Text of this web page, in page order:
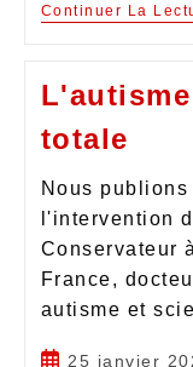
Continuer La
totale
Nous
l'intervention
Conservateur
France,
autisme et
25 janvier